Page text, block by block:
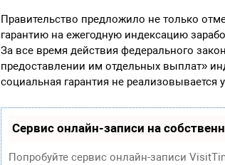
Правительство предложило не только
гарантию на ежегодную индексацию
За все время действия федерального
предоставлении им отдельных выплат»
социальная гарантия не реализовывается
Сервис онлайн-записи на
Попробуйте сервис онлайн-записи